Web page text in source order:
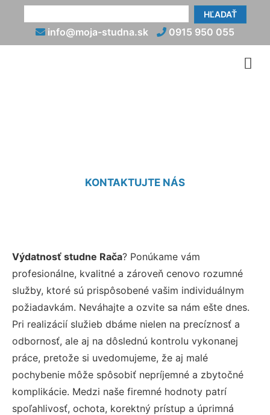
HĽADAŤ
info@moja-studna.sk 0915 950 055
KONTAKTUJTE NÁS
Výdatnosť studne Rača? Ponúkame vám
profesionálne, kvalitné a zároveň cenovo rozumné
služby, ktoré sú prispôsobené vašim individuálnym
požiadavkám. Neváhajte a ozvite sa nám ešte dnes.
Pri realizácií služieb dbáme nielen na precíznosť a
odbornosť, ale aj na dôslednú kontrolu vykonanej
práce, pretože si uvedomujeme, že aj malé
pochybenie môže spôsobiť nepríjemné a zbytočné
komplikácie. Medzi naše firemné hodnoty patrí
spoľahlivosť, ochota, korektný prístup a úprimná